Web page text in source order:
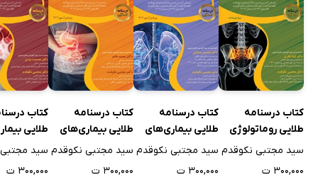
کتاب درسنامه
طلایی روماتولوژی
سید مجتبی نکوقدم
۳۰۰,۰۰۰ ت
کتاب درسنامه
طلایی بیماری‌های
ریه
سید مجتبی نکوقدم
۳۰۰,۰۰۰ ت
کتاب درسنامه
طلایی بیماری‌های
گوارش و کبد
سید مجتبی نکوقدم
۳۰۰,۰۰۰ ت
کتاب
طلایی
خون و
سید
۳۰۰,۰۰۰ ت